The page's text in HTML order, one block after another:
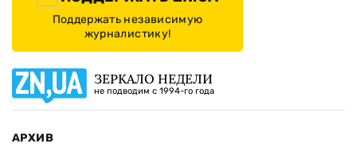
Поддержать независимую
журналистику!
ЗЕРКАЛО НЕДЕЛИ
не подводим с 1994-го года
АРХИВ